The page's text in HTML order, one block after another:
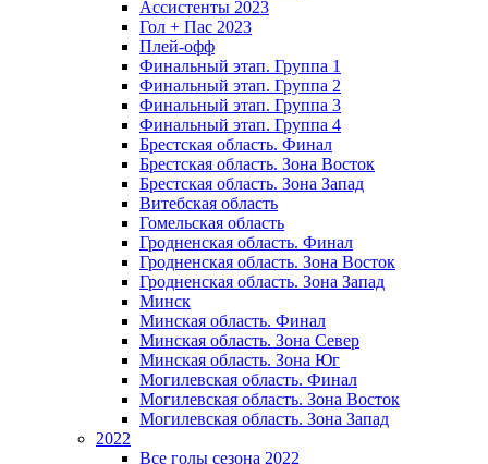
Ассистенты 2023
Гол + Пас 2023
Плей-офф
Финальный этап. Группа 1
Финальный этап. Группа 2
Финальный этап. Группа 3
Финальный этап. Группа 4
Брестская область. Финал
Брестская область. Зона Восток
Брестская область. Зона Запад
Витебская область
Гомельская область
Гродненская область. Финал
Гродненская область. Зона Восток
Гродненская область. Зона Запад
Минск
Минская область. Финал
Минская область. Зона Север
Минская область. Зона Юг
Могилевская область. Финал
Могилевская область. Зона Восток
Могилевская область. Зона Запад
2022
Все голы сезона 2022